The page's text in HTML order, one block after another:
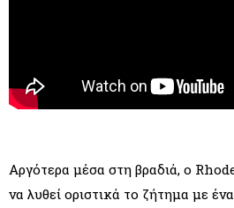
Αργότερα μέσα στη βραδιά, ο
να λυθεί οριστικά το ζήτημα με